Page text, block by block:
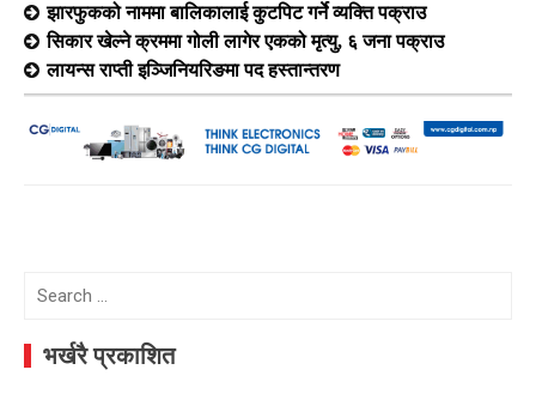
झारफुकको नाममा बालिकालाई कुटपिट गर्ने व्यक्ति पक्राउ
सिकार खेल्ने क्रममा गोली लागेर एकको मृत्यु, ६ जना पक्राउ
लायन्स राप्ती इञ्जिनियरिङमा पद हस्तान्तरण
Search
भर्खरै प्रकाशित